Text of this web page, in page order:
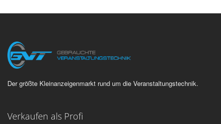
Der größte Kleinanzeigenmarkt rund um die Veranstaltungstechnik.
Verkaufen als Profi